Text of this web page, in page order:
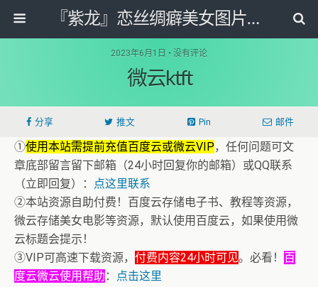
『紫龙』恋丝绸癖美女图片套图写真网
2023年6月1日 • 没有评论
微云ktft
分享 推文 Pin 邮件
①使用本站需提前充值百度云或微云VIP，任何问题可文
章底部留言留下邮箱（24小时回复你的邮箱）或QQ联系
（立即回复）：
点这里联系
②本站资源自助付费！百度云存储电子书、教程等资源，
微云存储美女电影等资源，默认使用百度云，如果使用微
云标题会提示！
③VIP可高速下载资源， 付费内容24小时可见。必看！ 百
度云微云使用帮助 ：
点击这里